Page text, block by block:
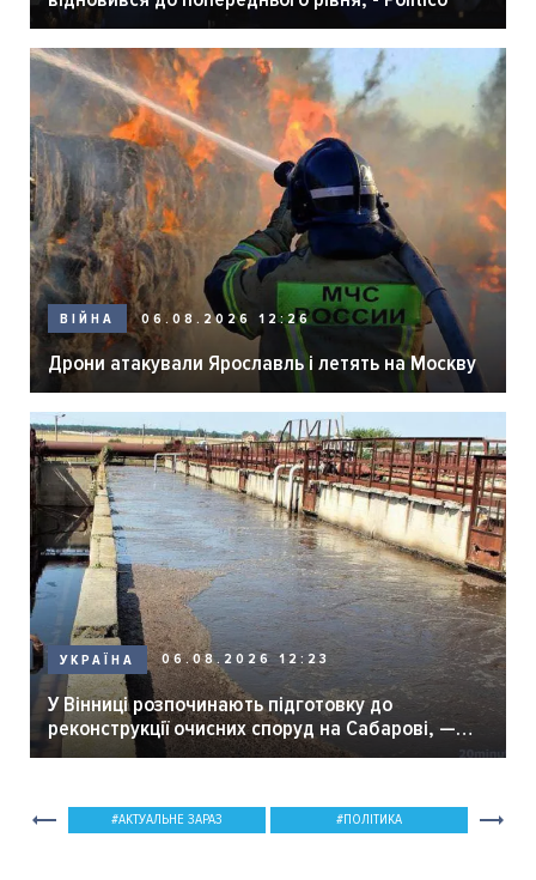
ВІЙНА 06.08.2026 12:26
Дрони атакували Ярославль і летять на Москву
УКРАЇНА 06.08.2026 12:23
У Вінниці розпочинають підготовку до
реконструкції очисних споруд на Сабарові, —
мер Вінниці.
АКТУАЛЬНЕ ЗАРАЗ ПОЛІТИКА